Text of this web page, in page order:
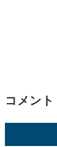
コメント